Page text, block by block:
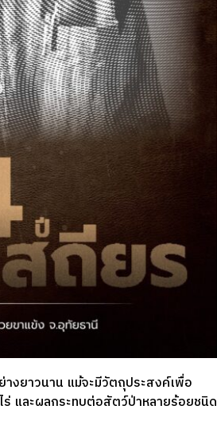
างยาวนาน แม้จะมีวัตถุประสงค์เพื่อ
และผลกระทบต่อสัตว์ป่าหลายร้อยชนิด